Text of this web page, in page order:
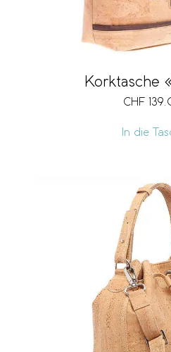
Korktasche
CHF
In die